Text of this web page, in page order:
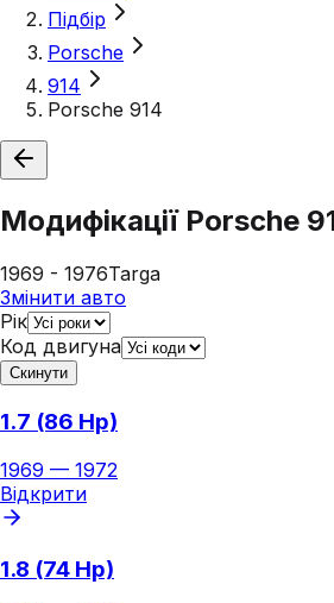
Підбір
Porsche
914
Porsche 914
Модифікації Porsche
1969 - 1976Targa
Змінити авто
Рік
Код двигуна
Скинути
1.7 (86 Hp)
1969 — 1972
Відкрити
1.8 (74 Hp)